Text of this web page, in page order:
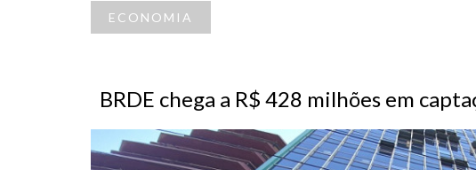
ECONOMIA
BRDE chega a R$ 428 milhões em